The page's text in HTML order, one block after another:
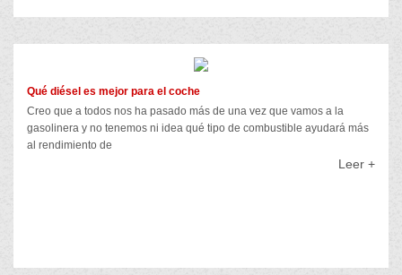
Qué diésel es mejor para el coche
Creo que a todos nos ha pasado más de una vez que vamos a la
gasolinera y no tenemos ni idea qué tipo de combustible ayudará más
al rendimiento de
Leer +